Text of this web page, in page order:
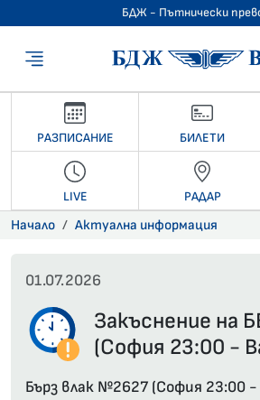
БДЖ - Пътнически
РАЗПИСАНИЕ БИЛЕТИ
LIVE РАДАР
Начало Актуална информация
01.07.2026
Закъснение на
(София 23:00 -
Бърз влак №2627 (София 23:00 -